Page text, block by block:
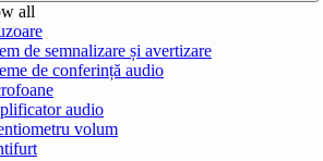
all
de semnalizare și avertizare
de conferință audio
audio
volum